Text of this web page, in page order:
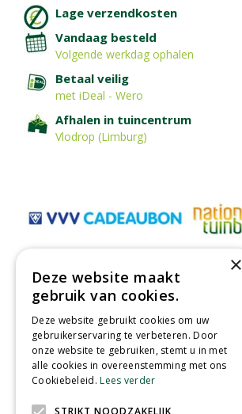
Lage verzendkosten
Vandaag besteld
Volgende werkdag ophalen
Betaal veilig
met iDeal - Wero
Afhalen in tuincentrum
Vlodrop (Limburg)
×
Deze website maakt
gebruik van cookies.
Deze website gebruikt cookies om uw
gebruikerservaring te verbeteren. Door
onze website te gebruiken, stemt u in met
alle cookies in overeenstemming met ons
Cookiebeleid.Lees verder
STRIKT NOODZAKELIJK